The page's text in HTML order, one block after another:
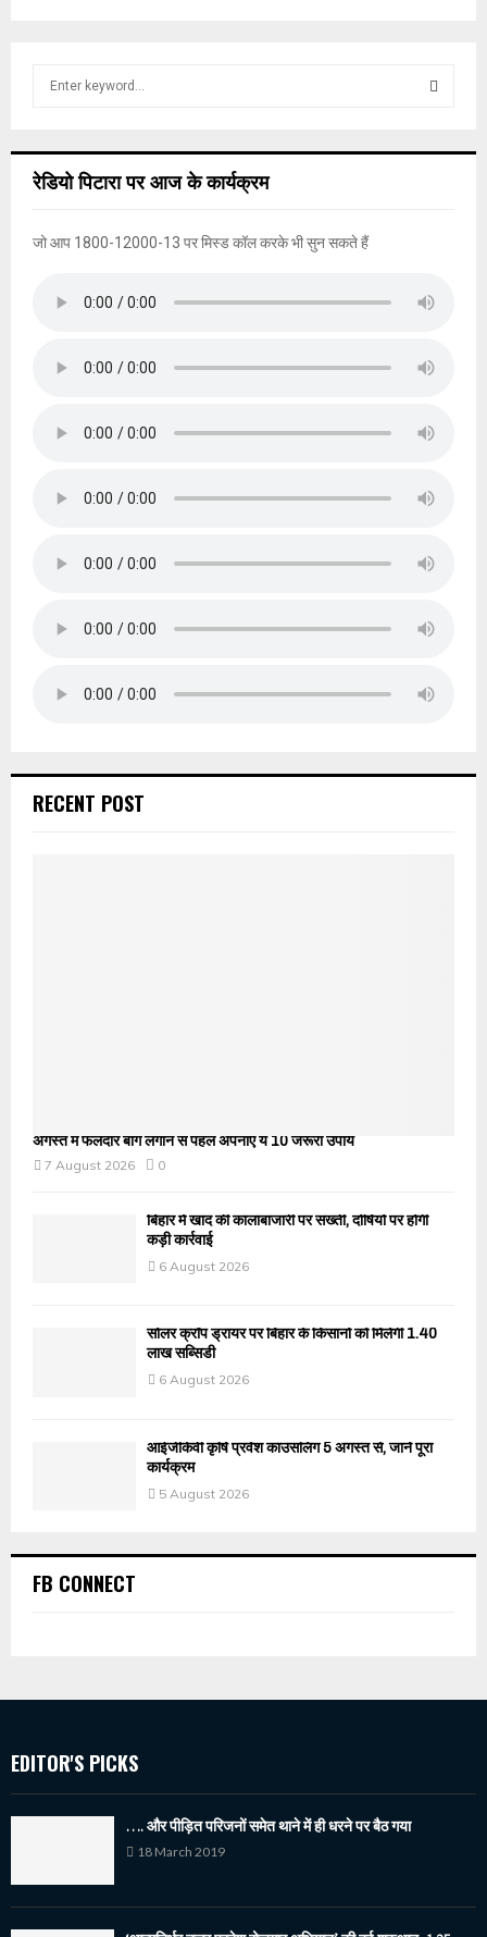
c
h
o
C
रेडियो पिटारा पर आज के कार्यक्रम
जो आप 1800-12000-13 पर मिस्ड कॉल करके भी सुन सकते हैं
RECENT POST
अगस्त में फलदार बाग लगाने से पहले अपनाएं ये 10 जरूरी उपाय
7 August 2026
0
बिहार में खाद की कालाबाजारी पर सख्ती, दोषियों पर होगी
कड़ी कार्रवाई
6 August 2026
सोलर क्रॉप ड्रायर पर बिहार के किसानों को मिलेगी 1.40
लाख सब्सिडी
6 August 2026
आईजीकेवी कृषि प्रवेश काउंसलिंग 5 अगस्त से, जानें पूरा
कार्यक्रम
5 August 2026
FB CONNECT
EDITOR'S PICKS
…. और पीड़ित परिजनों समेत थाने में ही धरने पर बैठ गया
18 March 2019